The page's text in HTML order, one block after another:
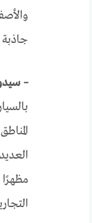
جاذبة
–
مظهرًا